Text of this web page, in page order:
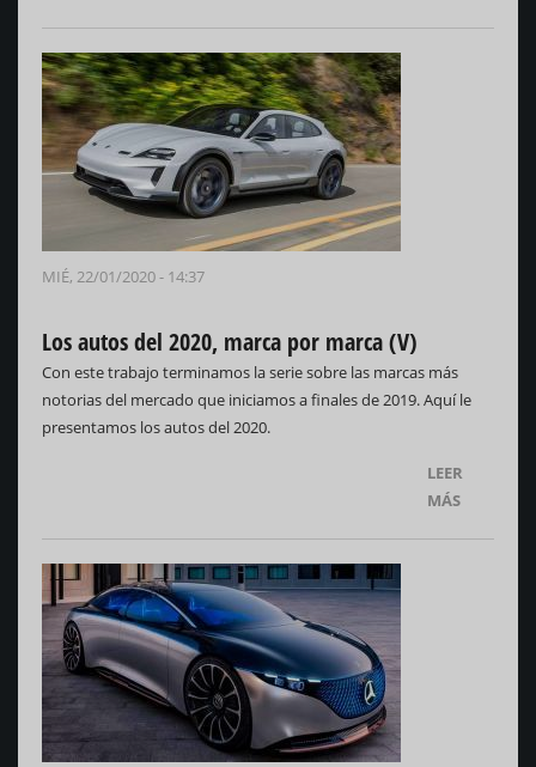
MIÉ, 22/01/2020 - 14:37
Los autos del 2020, marca por marca (V)
Con este trabajo terminamos la serie sobre las marcas más
notorias del mercado que iniciamos a finales de 2019. Aquí le
presentamos los autos del 2020.
LEER
MÁS